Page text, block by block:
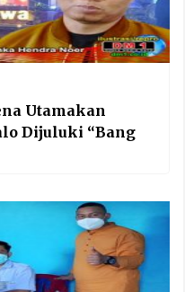
Utamakan
Dijuluki “Bang